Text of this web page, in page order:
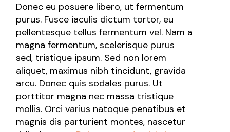
Donec eu posuere libero, ut fermentum
purus. Fusce iaculis dictum tortor, eu
pellentesque tellus fermentum vel. Nam a
magna fermentum, scelerisque purus
sed, tristique ipsum. Sed non lorem
aliquet, maximus nibh tincidunt, gravida
arcu. Donec quis sodales purus. Ut
porttitor magna nec massa tristique
mollis. Orci varius natoque penatibus et
magnis dis parturient montes, nascetur